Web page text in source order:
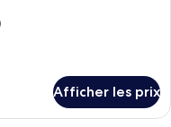
Afficher les prix